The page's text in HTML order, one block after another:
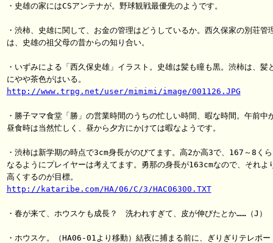
・史雄の家にはCSアンテナが。野球観戦最優先のようです。
・渋柿、史雄に関して、お金の管理はどうしているか。西久保家の別荘管
は、史雄の祖父母の昔からの知り合い。
・いずみによる「西久保史雄」イラスト。史雄は髪も瞳も黒。渋柿は、髪
http://www.trpg.net/user/mimimi/image/001126.JPG
・勝子ママ食堂「勝」の営業時間のうちの忙しい時間、暇な時間。午前中
昼食時は当然忙しく、昼から夕方にかけては暇なようです。
・渋柿は新学期の時点で3cm身長がのびてます。高2か高3で、167～8く
なるようにプレイヤーは考えてます。勇那の身長が163cmなので、それよ
http://kataribe.com/HA/06/C/3/HAC06300.TXT
・春が来て、ホウスケも成長？　洗われすぎて、皮が伸びたとか……（J）
・ホウスケ。（HA06-01より移動）結夜に捕まる前に、ぎりぎりテレポー